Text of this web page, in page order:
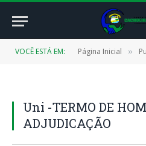
VOCÊ ESTÁ EM: Página Inicial »
Uni -TERMO DE
ADJUDICAÇÃO